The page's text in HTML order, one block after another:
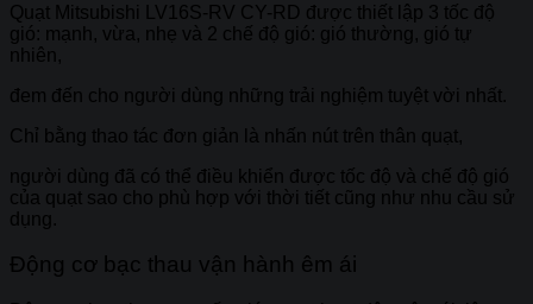
Quạt Mitsubishi LV16S-RV CY-RD được thiết lập 3 tốc độ
gió: mạnh, vừa, nhẹ và 2 chế độ gió: gió thường, gió tự
nhiên,
đem đến cho người dùng những trải nghiệm tuyệt vời nhất.
Chỉ bằng thao tác đơn giản là nhấn nút trên thân quạt,
người dùng đã có thể điều khiển được tốc độ và chế độ gió
của quạt sao cho phù hợp với thời tiết cũng như nhu cầu sử
dụng.
Động cơ bạc thau vận hành êm ái